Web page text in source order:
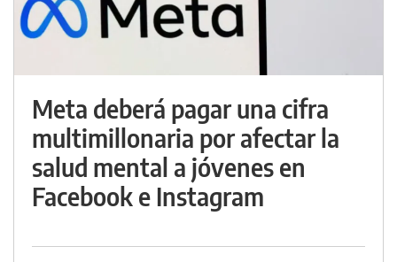
Meta deberá pagar una cifra
multimillonaria por afectar la
salud mental a jóvenes en
Facebook e Instagram